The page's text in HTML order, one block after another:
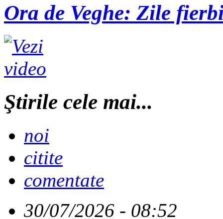
Ora de Veghe: Zile
Ştirile cele mai...
noi
citite
comentate
30/07/2026 - 08:52